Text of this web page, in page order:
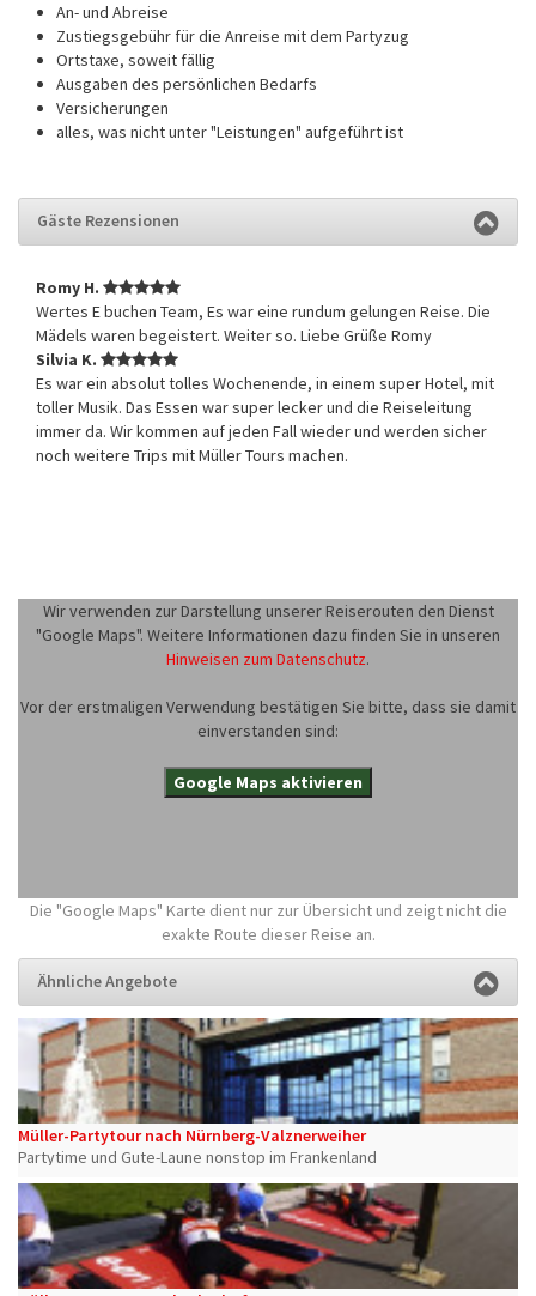
An- und Abreise
Zustiegsgebühr für die Anreise mit dem Partyzug
Ortstaxe, soweit fällig
Ausgaben des persönlichen Bedarfs
Versicherungen
alles, was nicht unter "Leistungen" aufgeführt ist
Gäste Rezensionen
Romy H.
Wertes E buchen Team, Es war eine rundum gelungen Reise. Die
Mädels waren begeistert. Weiter so. Liebe Grüße Romy
Silvia K.
Es war ein absolut tolles Wochenende, in einem super Hotel, mit
toller Musik. Das Essen war super lecker und die Reiseleitung
immer da. Wir kommen auf jeden Fall wieder und werden sicher
noch weitere Trips mit Müller Tours machen.
Wir verwenden zur Darstellung unserer Reiserouten den Dienst
"Google Maps". Weitere Informationen dazu finden Sie in unseren
Hinweisen zum Datenschutz.
Vor der erstmaligen Verwendung bestätigen Sie bitte, dass sie damit
einverstanden sind:
Google Maps aktivieren
Die "Google Maps" Karte dient nur zur Übersicht und zeigt nicht die
exakte Route dieser Reise an.
Ähnliche Angebote
Müller-Partytour nach Nürnberg-Valznerweiher
Partytime und Gute-Laune nonstop im Frankenland